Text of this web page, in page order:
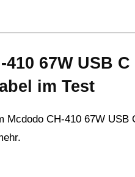
67W USB
im Test
Mcdodo CH-410 67W